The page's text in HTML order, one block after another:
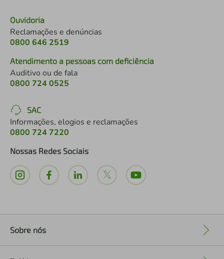
Ouvidoria
Reclamações e denúncias
0800 646 2519
Atendimento a pessoas com deficiência
Auditivo ou de fala
0800 724 0525
SAC
Informações, elogios e reclamações
0800 724 7220
Nossas Redes Sociais
Sobre nós